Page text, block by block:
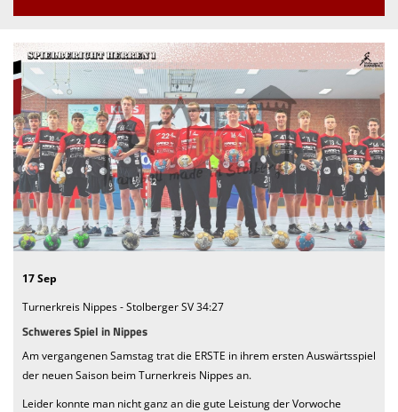
Herren
Damen
Jugend
Kontaktformular
Sponsoren
Unterstützt den SSV
We want you
17 Sep
Turnerkreis Nippes - Stolberger SV 34:27
Schweres Spiel in Nippes
Am vergangenen Samstag trat die ERSTE in ihrem ersten Auswärtsspiel
der neuen Saison beim Turnerkreis Nippes an.
Leider konnte man nicht ganz an die gute Leistung der Vorwoche